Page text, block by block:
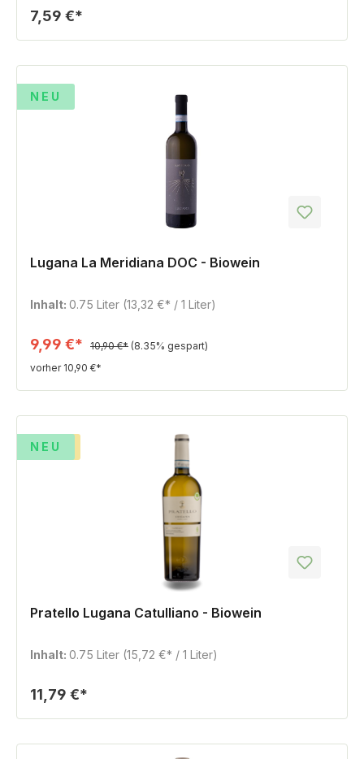
7,59 €*
%
NEU
Lugana La Meridiana DOC - Biowein
Inhalt: 0.75 Liter (13,32 €* / 1 Liter)
9,99 €* 10,90 €* (8.35% gespart)
vorher 10,90 €*
TIPP
NEU
Pratello Lugana Catulliano - Biowein
Inhalt: 0.75 Liter (15,72 €* / 1 Liter)
11,79 €*